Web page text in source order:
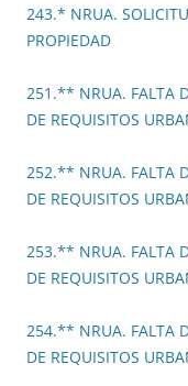
243.* NRUA.
PROPIEDAD
251.** NRUA. FALTA
DE REQUISITOS
252.** NRUA. FALTA
DE REQUISITOS
253.** NRUA. FALTA
DE REQUISITOS
254.** NRUA. FALTA
DE REQUISITOS